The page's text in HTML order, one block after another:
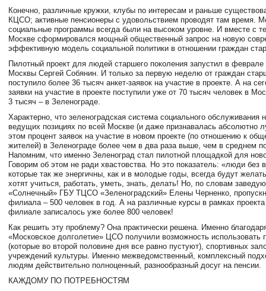
Конечно, различные кружки, клубы по интересам и раньше
КЦСО; активные пенсионеры с удовольствием проводят там время.
социальные программы всегда были на высоком уровне. И вместе с
Москве сформировался мощный общественный запрос на новую
эффективную модель социальной политики в отношении граждан
Пилотный проект для людей старшего поколения запустил в феврале
Москвы Сергей Собянин. И только за первую неделю от граждан
поступило более 36 тысяч анкет-заявок на участие в проекте. А на
заявки на участие в проекте поступили уже от 70 тысяч человек в
3 тысяч – в Зеленограде.
Характерно, что зеленоградская система социального обслуживания
ведущих позициях по всей Москве (и даже признавалась абсолютно
этом процент заявок на участие в новом проекте (по отношению к
жителей) в Зеленограде более чем в два раза выше, чем в среднем
Напомним, что именно Зеленоград стал пилотной площадкой для
Говорим об этом не ради хвастовства. Но это показатель: «люди без
которые так же энергичны, как и в молодые годы, всегда будут
хотят учиться, работать, уметь, знать, делать! Но, по словам
«Солнечный» ГБУ ТЦСО «Зеленоградский» Елены Черненко,
филиала – 500 человек в год. А на различные курсы в рамках
филиале записалось уже более 800 человек!
Как решить эту проблему? Она практически решена. Именно
«Московское долголетие» ЦСО получили возможность использовать
(которые во второй половине дня все равно пустуют), спортивных
учреждений культуры. Именно межведомственный, комплексный
людям действительно полноценный, разнообразный досуг на пенсии.
КАЖДОМУ ПО ПОТРЕБНОСТЯМ